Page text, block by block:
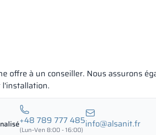
offre à un conseiller. Nous assurons
l'installation.
+48 789 777 485
(Lun–Ven 8:00 - 16:00) info@alsanit.fr